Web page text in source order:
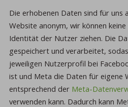
Die erhobenen Daten sind für uns
Website anonym, wir können keine
Identität der Nutzer ziehen. Die
gespeichert und verarbeitet,
jeweiligen Nutzerprofil bei
ist und Meta die Daten für eigene
entsprechend der Meta-
verwenden kann. Dadurch kann